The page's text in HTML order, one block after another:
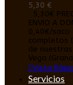
5,30 €
5,30€
ENVIO A
0,40€/saco
completos
de
Vega
Vista
Servicios